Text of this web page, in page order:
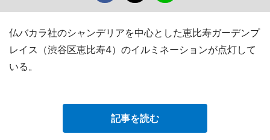
仏バカラ社のシャンデリアを中心とした恵比寿ガーデンプ
レイス（渋谷区恵比寿4）のイルミネーションが点灯して
いる。
記事を読む